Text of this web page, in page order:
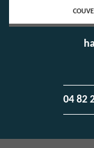
04 82